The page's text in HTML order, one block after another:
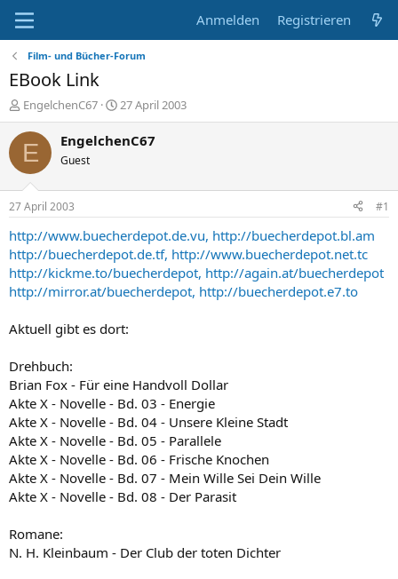
Anmelden Registrieren
Film- und Bücher-Forum
EBook Link
E
r
s
e
r
EngelchenC67
E
r
s
t
a
27 April 2003
E EngelchenC67
Guest
27 April 2003 #1
http://www.buecherdepot.de.vu, http://buecherdepot.bl.am
http://buecherdepot.de.tf, http://www.buecherdepot.net.tc
http://kickme.to/buecherdepot, http://again.at/buecherdepot
http://mirror.at/buecherdepot, http://buecherdepot.e7.to
Aktuell gibt es dort:
Drehbuch:
Brian Fox - Für eine Handvoll Dollar
Akte X - Novelle - Bd. 03 - Energie
Akte X - Novelle - Bd. 04 - Unsere Kleine Stadt
Akte X - Novelle - Bd. 05 - Parallele
Akte X - Novelle - Bd. 06 - Frische Knochen
Akte X - Novelle - Bd. 07 - Mein Wille Sei Dein Wille
Akte X - Novelle - Bd. 08 - Der Parasit
Romane:
N. H. Kleinbaum - Der Club der toten Dichter